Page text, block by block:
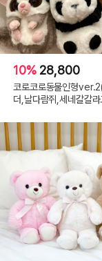
10% 28,800
코로코로동물인형
더,날다람쥐,세네갈갈라